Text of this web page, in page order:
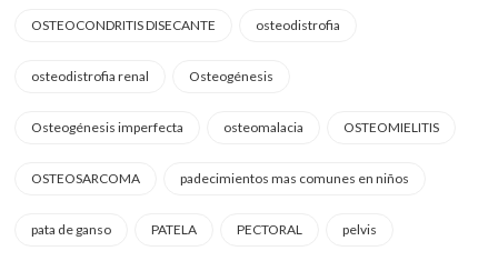
OSTEOCONDRITIS DISECANTE osteodistrofia
osteodistrofia renal Osteogénesis
Osteogénesis imperfecta osteomalacia OSTEOMIELITIS
OSTEOSARCOMA padecimientos mas comunes en niños
pata de ganso PATELA PECTORAL pelvis